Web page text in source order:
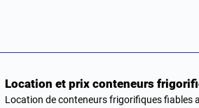
Location et prix conteneurs
Location de conteneurs frigorifiques fiables